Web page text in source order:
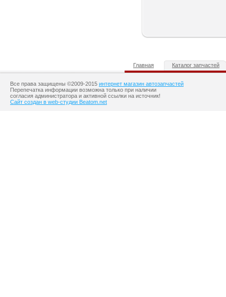
Главная Каталог запчастей
Все права защищены ©2009-2015 интернет магазин автозапчастей
Перепечатка информации возможна только при наличии
согласия администратора и активной ссылки на источник!
Сайт создан в web-студии Beatom.net